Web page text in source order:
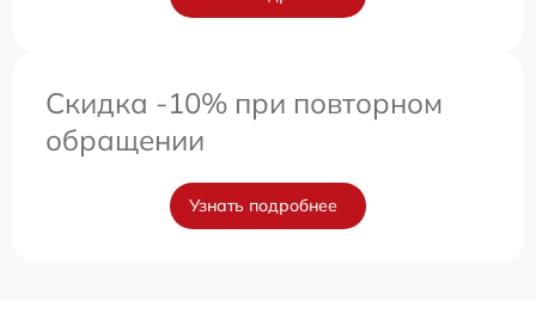
Скидка -10% при повторном
обращении
Узнать подробнее